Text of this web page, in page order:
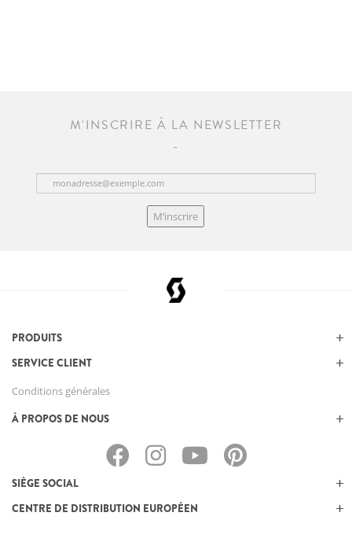
M'INSCRIRE À LA NEWSLETTER
M’inscrire
PRODUITS
SERVICE CLIENT
Conditions générales
À PROPOS DE NOUS
SIÈGE SOCIAL
CENTRE DE DISTRIBUTION EUROPÉEN